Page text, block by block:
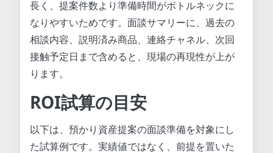
長く、提案件数より準備時間がボトルネックに
なりやすいためです。面談サマリーに、過去の
相談内容、説明済み商品、連絡チャネル、次回
接触予定日まで含めると、現場の再現性が上が
ります。
ROI試算の目安
以下は、預かり資産提案の面談準備を対象にし
た試算例です。実績値ではなく、前提を置いた